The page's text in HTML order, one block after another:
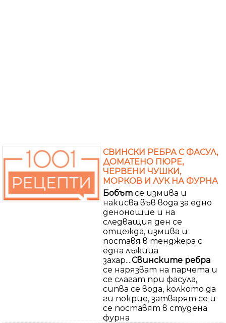
СВИНСКИ РЕБРА С ФАСУЛ,
ДОМАТЕНО ПЮРЕ,
ЧЕРВЕНИ ЧУШКИ,
МОРКОВ И ЛУК НА ФУРНА
Бобът се измива и
накисва във вода за едно
денонощие и на
следващия ден се
отцежда, измива и
поставя в тенджера с
една лъжица
захар....Свинските ребра
се нарязват на парчета и
се слагат при фасула,
сипва се вода, колкото да
ги покрие, затварят се и
се поставят в студена
фурна